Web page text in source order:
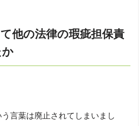
他の法律の瑕疵担保責
言葉は廃止されてしまいまし